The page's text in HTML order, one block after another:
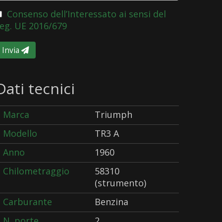
Consenso dell’Interessato ai sensi del
UE 2016/679
Invia
tecnici
Marca
Triumph
Modello
TR3 A
Anno
1960
Chilometraggio
58310
(strumento)
Carburante
Benzina